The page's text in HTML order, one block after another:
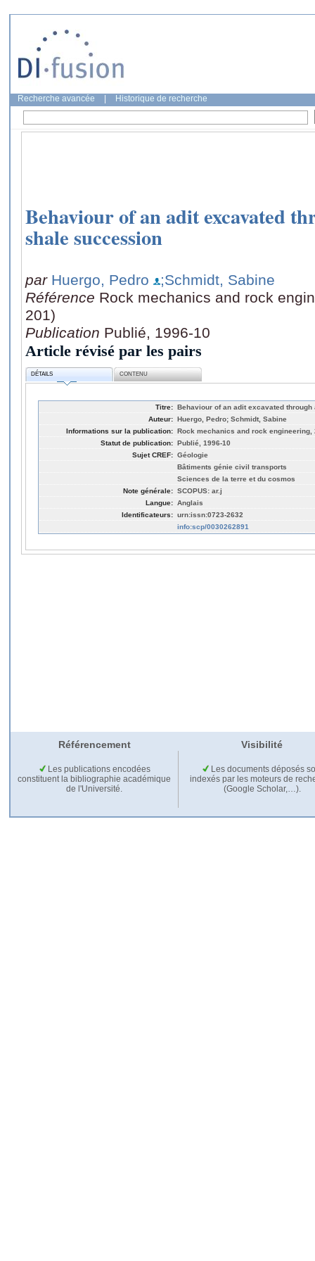
Recherche avancée Historique de recherche
Behaviour of an adit excavated
shale succession
par Huergo, Pedro
;Schmidt, Sabine
Référence Rock mechanics and rock
201)
Publication Publié, 1996-10
Article révisé par les pairs
DÉTAILS CONTENU
Titre: Behaviour of an adit excavated
Auteur: Huergo, Pedro; Schmidt, Sabine
Informations sur la publication: Rock mechanics and rock engineering,
Statut de publication: Publié, 1996-10
Sujet CREF: Géologie
Bâtiments génie civil transports
Sciences de la terre et du cosmos
Note générale: SCOPUS: ar.j
Langue: Anglais
Identificateurs: urn:issn:0723-2632
info:scp/0030262891
Référencement Visibilité
Les publications encodées
constituent la bibliographie académique
de l'Université.
Les documents déposés
indexés par les moteurs de
(Google Scholar,…).